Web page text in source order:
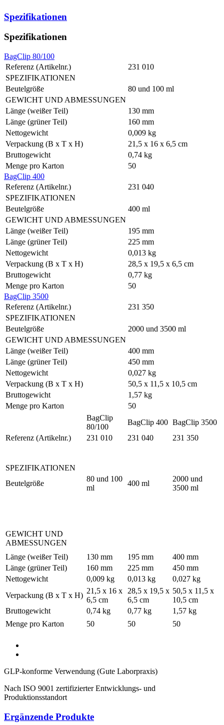
Spezifikationen
Spezifikationen
BagClip 80/100
Referenz (Artikelnr.)
231 010
SPEZIFIKATIONEN
Beutelgröße
80 und 100 ml
GEWICHT UND ABMESSUNGEN
Länge (weißer Teil)
130 mm
Länge (grüner Teil)
160 mm
Nettogewicht
0,009 kg
Verpackung (B x T x H)
21,5 x 16 x 6,5 cm
Bruttogewicht
0,74 kg
Menge pro Karton
50
BagClip 400
Referenz (Artikelnr.)
231 040
SPEZIFIKATIONEN
Beutelgröße
400 ml
GEWICHT UND ABMESSUNGEN
Länge (weißer Teil)
195 mm
Länge (grüner Teil)
225 mm
Nettogewicht
0,013 kg
Verpackung (B x T x H)
28,5 x 19,5 x 6,5 cm
Bruttogewicht
0,77 kg
Menge pro Karton
50
BagClip 3500
Referenz (Artikelnr.)
231 350
SPEZIFIKATIONEN
Beutelgröße
2000 und 3500 ml
GEWICHT UND ABMESSUNGEN
Länge (weißer Teil)
400 mm
Länge (grüner Teil)
450 mm
Nettogewicht
0,027 kg
Verpackung (B x T x H)
50,5 x 11,5 x 10,5 cm
Bruttogewicht
1,57 kg
Menge pro Karton
50
BagClip
80/100
BagClip 400 BagClip 3500
Referenz (Artikelnr.)
231 010 231 040 231 350
SPEZIFIKATIONEN
Beutelgröße
80 und 100
ml
400 ml
2000 und
3500 ml
GEWICHT UND
ABMESSUNGEN
Länge (weißer Teil)
130 mm 195 mm
400 mm
Länge (grüner Teil)
160 mm 225 mm
450 mm
Nettogewicht
0,009 kg 0,013 kg
0,027 kg
Verpackung (B x T x H)
21,5 x 16 x
6,5 cm
28,5 x 19,5 x
6,5 cm
50,5 x 11,5 x
10,5 cm
Bruttogewicht
0,74 kg 0,77 kg
1,57 kg
Menge pro Karton
50 50 50
GLP-konforme Verwendung (Gute Laborpraxis)
Nach ISO 9001 zertifizierter Entwicklungs- und
Produktionsstandort
Ergänzende Produkte